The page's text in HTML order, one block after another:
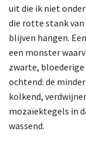
uit die ik niet
die rotte stank van
blijven hangen.
een monster
zwarte,
ochtend: de
kolkend,
mozaïektegels in
wassend.